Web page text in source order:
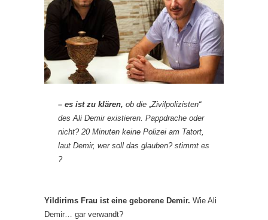
– es ist zu klären, ob die „Zivilpolizisten“
des Ali Demir existieren. Pappdrache oder
nicht? 20 Minuten keine Polizei am Tatort,
laut Demir, wer soll das glauben? stimmt es
?
Yildirims Frau ist eine geborene Demir. Wie Ali
Demir… gar verwandt?